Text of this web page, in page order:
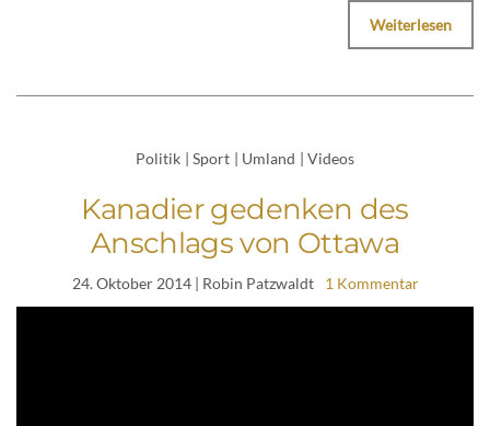
Weiterlesen
Politik | Sport | Umland | Videos
Kanadier gedenken des
Anschlags von Ottawa
24. Oktober 2014| Robin Patzwaldt 1 Kommentar